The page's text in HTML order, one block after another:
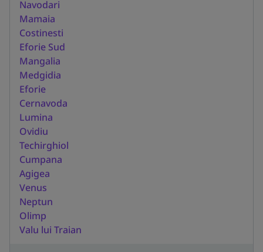
Navodari
Mamaia
Costinesti
Eforie Sud
Mangalia
Medgidia
Eforie
Cernavoda
Lumina
Ovidiu
Techirghiol
Cumpana
Agigea
Venus
Neptun
Olimp
Valu lui Traian